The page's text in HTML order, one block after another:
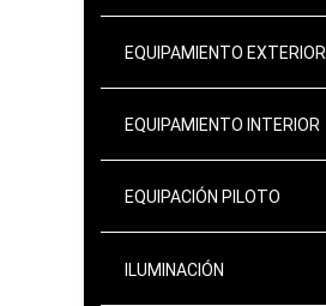
EQUIPAMIENTO EXTERIOR
EQUIPAMIENTO INTERIOR
EQUIPACIÓN PILOTO
ILUMINACIÓN